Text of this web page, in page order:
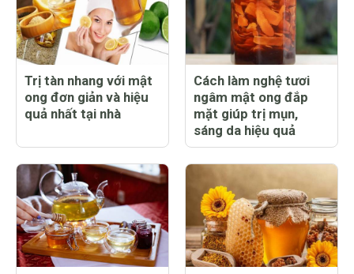
Trị tàn nhang với mật
ong đơn giản và hiệu
quả nhất tại nhà
Cách làm nghệ tươi
ngâm mật ong đắp
mặt giúp trị mụn,
sáng da hiệu quả